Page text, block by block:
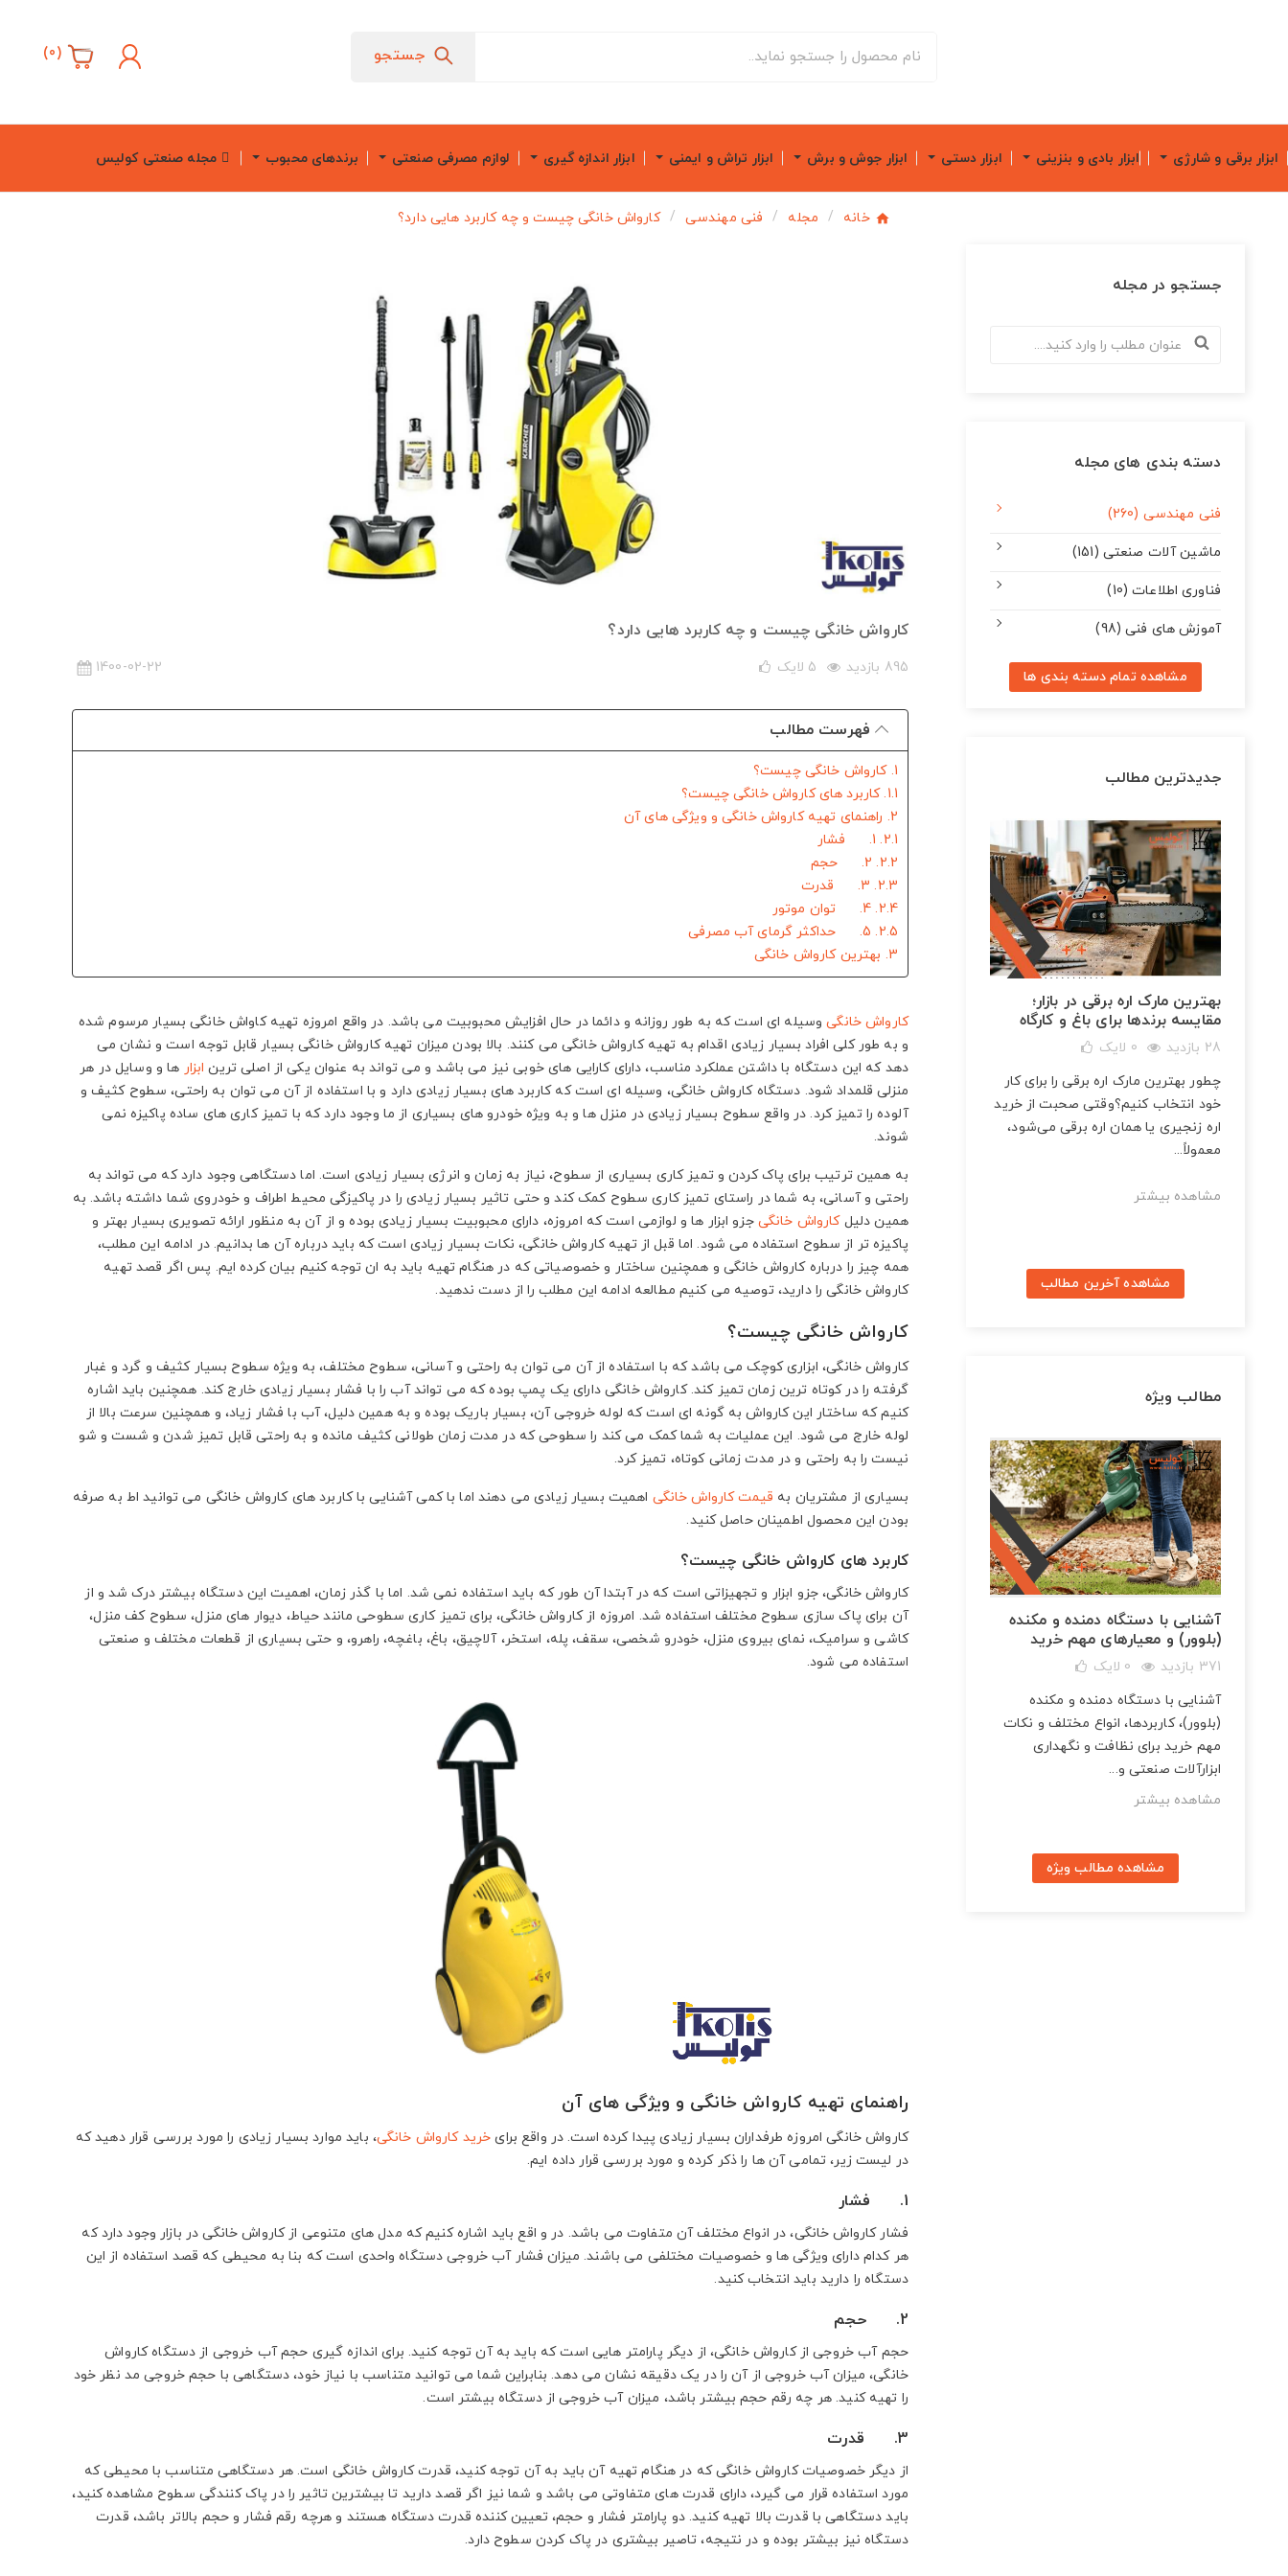
جستجو (
0
)
ابزار برقی و شارژی ابزار بادی و بنزینی ابزار دستی ابزار جوش و برش ابزار تراش و ایمنی ابزار اندازه گیری لوازم مصرفی صنعتی برندهای محبوب مجله صنعتی کولیس
خانه مجله فنی مهندسی کارواش خانگی چیست و چه کاربرد هایی دارد؟
کارواش خانگی چیست و چه کاربرد هایی دارد؟
895 بازدید 5 لایک 1400-02-22
فهرست مطالب
1. کارواش خانگی چیست؟
1.1. کاربرد های کارواش خانگی چیست؟
2. راهنمای تهیه کارواش خانگی و ویژگی های آن
2.1. 1. فشار
2.2. 2. حجم
2.3. 3. قدرت
2.4. 4. توان موتور
2.5. 5. حداکثر گرمای آب مصرفی
3. بهترین کارواش خانگی
کارواش خانگیوسیله ای است که به طور روزانه و دائما در حال افزایش محبوبیت می باشد. در واقع امروزه تهیه کاواش خانگی بسیار مرسوم شده
و به طور کلی افراد بسیار زیادی اقدام به تهیه کارواش خانگی می کنند. بالا بودن میزان تهیه کارواش خانگی بسیار قابل توجه است و نشان می
دهد که این دستگاه با داشتن عملکرد مناسب، دارای کارایی های خوبی نیز می باشد و می تواند به عنوان یکی از اصلی ترین ابزار ها و وسایل در هر
منزلی قلمداد شود. دستگاه کارواش خانگی، وسیله ای است که کاربرد های بسیار زیادی دارد و با استفاده از آن می توان به راحتی، سطوح کثیف و
آلوده را تمیز کرد. در واقع سطوح بسیار زیادی در منزل ها و به ویژه خودرو های بسیاری از ما وجود دارد که با تمیز کاری های ساده پاکیزه نمی
شوند.
به همین ترتیب برای پاک کردن و تمیز کاری بسیاری از سطوح، نیاز به زمان و انرژی بسیار زیادی است. اما دستگاهی وجود دارد که می تواند به
راحتی و آسانی، به شما در راستای تمیز کاری سطوح کمک کند و حتی تاثیر بسیار زیادی را در پاکیزگی محیط اطراف و خودروی شما داشته باشد. به
همین دلیلکارواش خانگی جزو ابزار ها و لوازمی است که امروزه، دارای محبوبیت بسیار زیادی بوده و از آن به منظور ارائه تصویری بسیار بهتر و
پاکیزه تر از سطوح استفاده می شود. اما قبل از تهیه کارواش خانگی، نکات بسیار زیادی است که باید درباره آن ها بدانیم. در ادامه این مطلب،
همه چیز را درباره کارواش خانگی و همچنین ساختار و خصوصیاتی که در هنگام تهیه باید به ان توجه کنیم بیان کرده ایم. پس اگر قصد تهیه
کارواش خانگی را دارید، توصیه می کنیم مطالعه ادامه این مطلب را از دست ندهید.
کارواش خانگی چیست؟
کارواش خانگی، ابزاری کوچک می باشد که با استفاده از آن می توان به راحتی و آسانی، سطوح مختلف، به ویژه سطوح بسیار کثیف و گرد و غبار
گرفته را در کوتاه ترین زمان تمیز کند. کارواش خانگی دارای یک پمپ بوده که می تواند آب را با فشار بسیار زیادی خارج کند. همچنین باید اشاره
کنیم که ساختار این کارواش به گونه ای است که لوله خروجی آن، بسیار باریک بوده و به همین دلیل، آب با فشار زیاد، و همچنین سرعت بالا از
لوله خارج می شود. این عملیات به شما کمک می کند را سطوحی که در مدت زمان طولانی کثیف مانده و به راحتی قابل تمیز شدن و شست و شو
نیست را به راحتی و در مدت زمانی کوتاه، تمیز کرد.
بسیاری از مشتریان به قیمت کارواش خانگی اهمیت بسیار زیادی می دهند اما با کمی آشنایی با کاربرد های کارواش خانگی می توانید اط به صرفه
بودن این محصول اطمینان حاصل کنید.
کاربرد های کارواش خانگی چیست؟
کارواش خانگی، جزو ابزار و تجهیزاتی است که در آبتدا آن طور که باید استفاده نمی شد. اما با گذر زمان، اهمیت این دستگاه بیشتر درک شد و از
آن برای پاک سازی سطوح مختلف استفاده شد. امروزه از کارواش خانگی، برای تمیز کاری سطوحی مانند حیاط، دیوار های منزل، سطوح کف منزل،
کاشی و سرامیک، نمای بیروی منزل، خودرو شخصی، سقف، پله، استخر، آلاچیق، باغ، باغچه، راهرو، و حتی بسیاری از قطعات مختلف و صنعتی
استفاده می شود.
راهنمای تهیه کارواش خانگی و ویژگی های آن
کارواش خانگی امروزه طرفداران بسیار زیادی پیدا کرده است. در واقع برای خرید کارواش خانگی، باید موارد بسیار زیادی را مورد بررسی قرار دهید که
در لیست زیر، تمامی آن ها را ذکر کرده و مورد بررسی قرار داده ایم.
1. فشار
فشار کارواش خانگی، در انواع مختلف آن متفاوت می باشد. در و اقع باید اشاره کنیم که مدل های متنوعی از کارواش خانگی در بازار وجود دارد که
هر کدام دارای ویژگی ها و خصوصیات مختلفی می باشند. میزان فشار آب خروجی دستگاه واحدی است که بنا به محیطی که قصد استفاده از این
دستگاه را دارید باید انتخاب کنید.
2. حجم
حجم آب خروجی از کارواش خانگی، از دیگر پارامتر هایی است که باید به آن توجه کنید. برای اندازه گیری حجم آب خروجی از دستگاه کارواش
خانگی، میزان آب خروجی از آن را در یک دقیقه نشان می دهد. بنابراین شما می توانید متناسب با نیاز خود، دستگاهی با حجم خروجی مد نظر خود
را تهیه کنید. هر چه رقم حجم بیشتر باشد، میزان آب خروجی از دستگاه بیشتر است.
3. قدرت
از دیگر خصوصیات کارواش خانگی که در هنگام تهیه آن باید به آن توجه کنید، قدرت کارواش خانگی است. هر دستگاهی متناسب با محیطی که
مورد استفاده قرار می گیرد، دارای قدرت های متفاوتی می باشد و شما نیز اگر قصد دارید تا بیشترین تاثیر را در پاک کنندگی سطوح مشاهده کنید،
باید دستگاهی با قدرت بالا تهیه کنید. دو پارامتر فشار و حجم، تعیین کننده قدرت دستگاه هستند و هرچه رقم فشار و حجم بالاتر باشد، قدرت
دستگاه نیز بیشتر بوده و در نتیجه، تاصیر بیشتری در پاک کردن سطوح دارد.
جستجو در مجله
دسته بندی های مجله
فنی مهندسی (260)
ماشین آلات صنعتی (151)
فناوری اطلاعات (10)
آموزش های فنی (98)
مشاهده تمام دسته بندی ها
جدیدترین مطالب
بهترین مارک اره برقی در بازار؛
مقایسه برندها برای باغ و کارگاه
28 بازدید 0 لایک
چطور بهترین مارک اره برقی را برای کار
خود انتخاب کنیم؟وقتی صحبت از خرید
اره زنجیری یا همان اره برقی می‌شود،
معمولاً...
مشاهده بیشتر
مشاهده آخرین مطالب
مطالب ویژه
آشنایی با دستگاه دمنده و مکنده
(بلوور) و معیارهای مهم خرید
371 بازدید 0 لایک
آشنایی با دستگاه دمنده و مکنده
(بلوور)، کاربردها، انواع مختلف و نکات
مهم خرید برای نظافت و نگهداری
ابزارآلات صنعتی و...
مشاهده بیشتر
مشاهده مطالب ویژه